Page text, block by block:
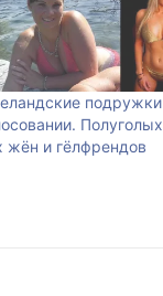
подружки
Полуголых
жён и гёлфрендов